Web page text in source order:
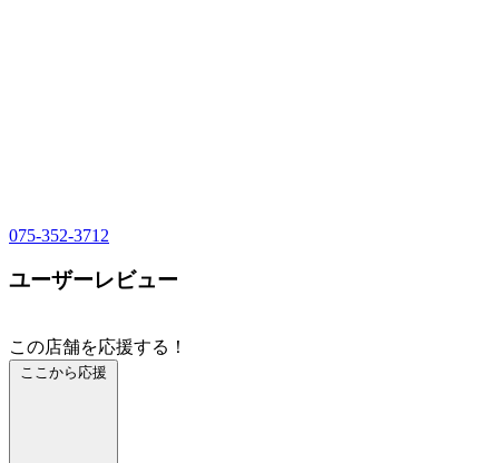
075-352-3712
ユーザーレビュー
この店舗を応援する！
ここから応援